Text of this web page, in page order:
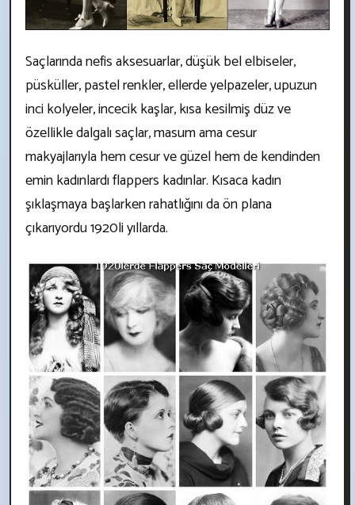
Saçlarında nefis aksesuarlar, düşük bel elbiseler,
püsküller, pastel renkler, ellerde yelpazeler, upuzun
inci kolyeler, incecik kaşlar, kısa kesilmiş düz ve
özellikle dalgalı saçlar, masum ama cesur
makyajlarıyla hem cesur ve güzel hem de kendinden
emin kadınlardı flappers kadınlar. Kısaca kadın
şıklaşmaya başlarken rahatlığını da ön plana
çıkarıyordu 1920li yıllarda.